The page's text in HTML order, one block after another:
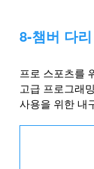
8-챔버 다
프로 스포츠를
고급 프로그래
사용을 위한 내